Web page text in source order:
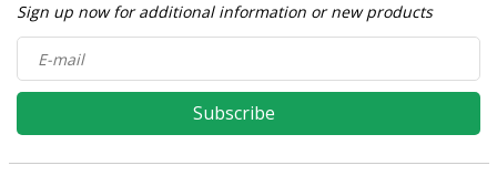
Sign up now for additional information or new products
Subscribe